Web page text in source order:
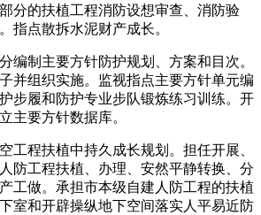
分的扶植工程消防设想审查、消防验
指点散拆水泥财产成长。
制主要方针防护规划、方案和目次。
并组织实施。监视指点主要方针单元编
步履和防护专业步队锻炼练习训练。开
主要方针数据库。
程扶植中持久成长规划。担任开展、
防工程扶植、办理、安然平静转换、分
工做。承担市本级自建人防工程的扶植
室和开辟操纵地下空间落实人平易近防